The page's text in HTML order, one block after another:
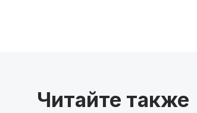
Читайте также